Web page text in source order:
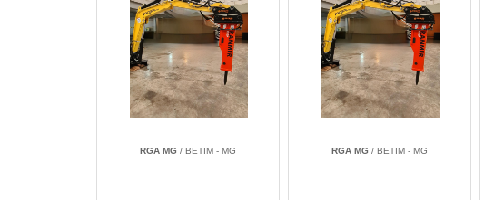
RGA MG/ BETIM - MG RGA MG/ BETIM - MG